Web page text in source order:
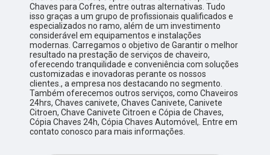
Chaves para Cofres, entre outras alternativas. Tudo
isso graças a um grupo de profissionais qualificados e
especializados no ramo, além de um investimento
considerável em equipamentos e instalações
modernas. Carregamos o objetivo de Garantir o melhor
resultado na prestação de serviços de chaveiro,
oferecendo tranquilidade e conveniência com soluções
customizadas e inovadoras perante os nossos
clientes., a empresa nos destacando no segmento.
Também oferecemos outros serviços, como Chaveiros
24hrs, Chaves canivete, Chaves Canivete, Canivete
Citroen, Chave Canivete Citroen e Cópia de Chaves,
Cópia Chaves 24h, Cópia Chaves Automóvel,. Entre em
contato conosco para mais informações.